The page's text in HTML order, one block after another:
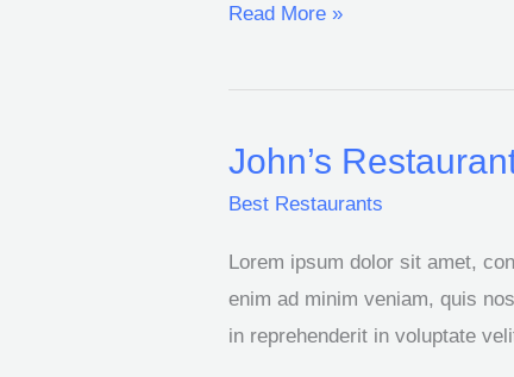
Feeling
Read More »
John’s
Best Restaurants
Lorem ipsum dolor sit amet,
enim ad minim veniam, quis
in reprehenderit in voluptate
John’s
Restaurant